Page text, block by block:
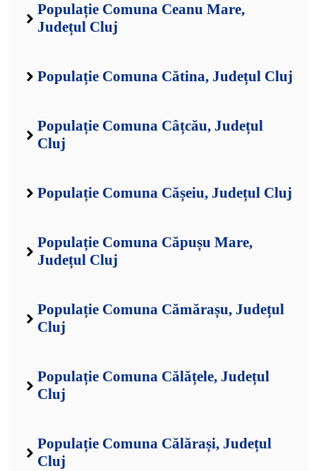
Populație Comuna Ceanu Mare,
Județul Cluj
Populație Comuna Cătina, Județul Cluj
Populație Comuna Câțcău, Județul
Cluj
Populație Comuna Cășeiu, Județul Cluj
Populație Comuna Căpușu Mare,
Județul Cluj
Populație Comuna Cămărașu, Județul
Cluj
Populație Comuna Călățele, Județul
Cluj
Populație Comuna Călărași, Județul
Cluj